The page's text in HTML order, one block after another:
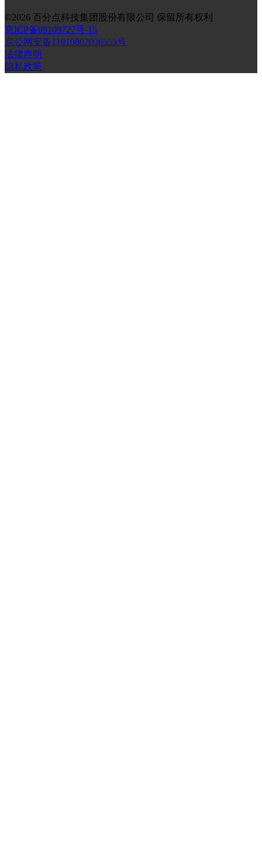
©2026 百分点科技集团股份有限公司 保留所有权利
京ICP备09109727号-15
京公网安备11010802036555号
法律声明
隐私政策